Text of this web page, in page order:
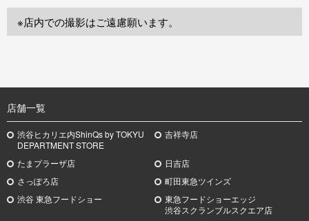
※店内での撮影はご遠慮願います。
店舗一覧
渋谷ヒカリエ内ShinQs by TOKYU
DEPARTMENT STORE
吉祥寺店
たまプラーザ店
日吉店
さっぽろ店
町田東急ツインズ
渋谷 東急フードショー
東急フードショーエッジ
渋谷スクランブルスクエア店